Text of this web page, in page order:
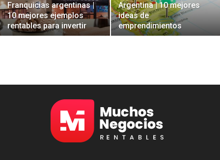
Franquicias argentinas |
10 mejores ejemplos
rentables para invertir
Argentina | 10 mejores
ideas de
emprendimientos